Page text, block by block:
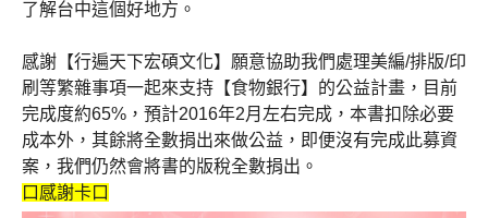
了解台中這個好地方。
感謝【行遍天下宏碩文化】願意協助我們處理美編/排版/印
刷等繁雜事項一起來支持【食物銀行】的公益計畫，目前
完成度約65%，預計2016年2月左右完成，本書扣除必要
成本外，其餘將全數捐出來做公益，即便沒有完成此募資
案，我們仍然會將書的版稅全數捐出。
口感謝卡口